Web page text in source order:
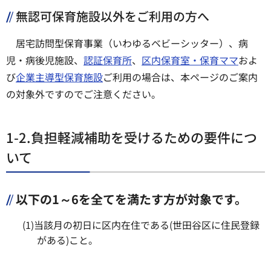
無認可保育施設以外をご利用の方へ
居宅訪問型保育事業（いわゆるベビーシッター）、病
児・病後児施設、 認証保育所、 区内保育室・保育ママおよ
び企業主導型保育施設ご利用の場合は、本ページのご案内
の対象外ですのでご注意ください。
1-2.負担軽減補助を受けるための要件につ
いて
以下の1～6を全てを満たす方が対象です。
(1)当該月の初日に区内在住である(世田谷区に住民登録
がある)こと。